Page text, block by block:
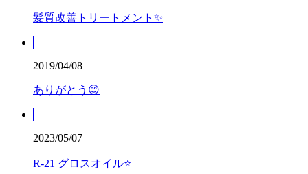
髪質改善トリートメント✨
2019/04/08
ありがとう😊
2023/05/07
R-21 グロスオイル⭐️